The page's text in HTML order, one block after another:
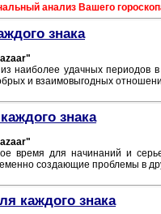
анализ Вашего
знака
наиболее удачных периодов
и взаимовыгодных
знака
время для начинаний и
создающие проблемы в
каждого знака